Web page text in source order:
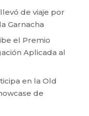
de viaje por
Garnacha
el Premio
Aplicada al
en la Old
de